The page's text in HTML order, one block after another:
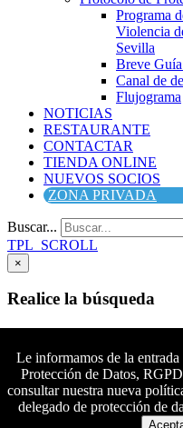
Programa
Violencia
Sevilla
Breve
Canal de
Flujograma
NOTICIAS
RESTAURANTE
CONTACTAR
TIENDA ONLINE
NUEVOS SOCIOS
ZONA PRIVADA
Buscar...
TPL_SCROLL
×
Realice la búsqueda
Síguenos en Facebook
Síguenos en Twitter
Síguenos en YouTube
Le informamos de la
Protección de Datos,
consultar nuestra nueva
delegado de protección de